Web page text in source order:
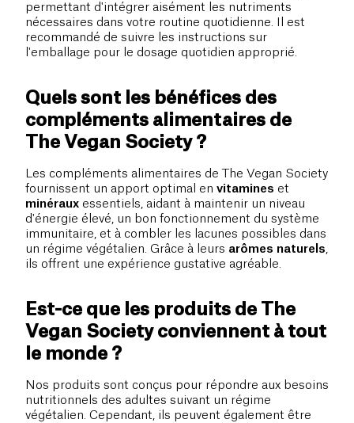
permettant d'intégrer aisément les nutriments
nécessaires dans votre routine quotidienne. Il est
recommandé de suivre les instructions sur
l'emballage pour le dosage quotidien approprié.
Quels sont les bénéfices des
compléments alimentaires de
The Vegan Society ?
Les compléments alimentaires de The Vegan Society
fournissent un apport optimal en vitamines et
minéraux essentiels, aidant à maintenir un niveau
d'énergie élevé, un bon fonctionnement du système
immunitaire, et à combler les lacunes possibles dans
un régime végétalien. Grâce à leurs arômes naturels
ils offrent une expérience gustative agréable.
Est-ce que les produits de The
Vegan Society conviennent à tout
le monde ?
Nos produits sont conçus pour répondre aux besoins
nutritionnels des adultes suivant un régime
végétalien. Cependant, ils peuvent également être